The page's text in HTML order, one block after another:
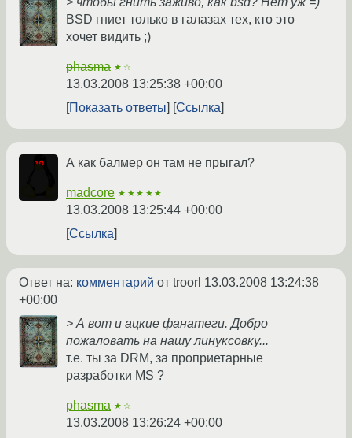
BSD гниет только в галазах тех, кто это
хочет видить ;)
phasma ★☆
13.03.2008 13:25:38 +00:00
Показать ответы
Ссылка
А как балмер он там не прыгал?
madcore ★★★★★
13.03.2008 13:25:44 +00:00
Ссылка
Ответ на: комментарий от troorl 13.03.2008 13:24:38
+00:00
> А вот и ацкие фанатеги. Добро
пожаловать на нашу линуксовку...
т.е. ты за DRM, за проприетарные
разработки MS ?
phasma ★☆
13.03.2008 13:26:24 +00:00